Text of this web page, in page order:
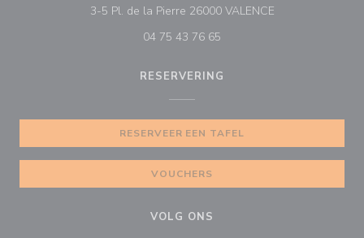
3-5 Pl. de la Pierre 26000 VALENCE((opent in een
04 75 43 76 65
RESERVERING
RESERVEER EEN TAFEL
VOUCHERS
VOLG ONS